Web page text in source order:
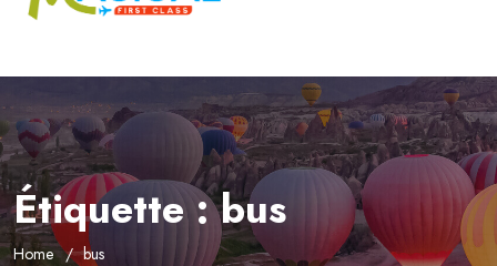
Étiquette :bus
Home bus